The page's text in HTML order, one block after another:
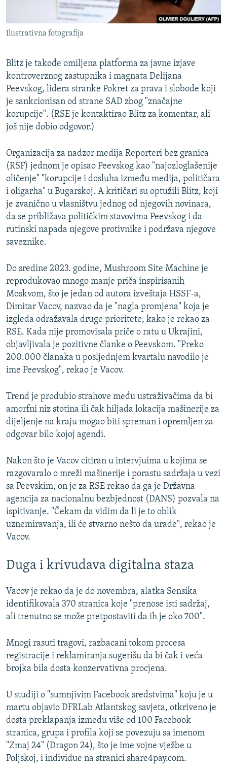
Ilustrativna fotografija
Blitz je takođe omiljena platforma za javne izjave
kontroverznog zastupnika i magnata Delijana
Peevskog, lidera stranke Pokret za prava i slobode koji
je sankcionisan od strane SAD zbog "značajne
korupcije". (RSE je kontaktirao Blitz za komentar, ali
još nije dobio odgovor.)
Organizacija za nadzor medija Reporteri bez granica
(RSF) jednom je opisao Peevskog kao "najozloglašenije
oličenje" "korupcije i dosluha između medija, političara
i oligarha" u Bugarskoj. A kritičari su optužili Blitz, koji
je zvanično u vlasništvu jednog od njegovih novinara,
da se približava političkim stavovima Peevskog i da
rutinski napada njegove protivnike i podržava njegove
saveznike.
Do sredine 2023. godine, Mushroom Site Machine je
reprodukovao mnogo manje priča inspirisanih
Moskvom, što je jedan od autora izveštaja HSSF-a,
Dimitar Vacov, nazvao da je "nagla promjena" koja je
izgleda odražavala druge prioritete, kako je rekao za
RSE. Kada nije promovisala priče o ratu u Ukrajini,
objavljivala je pozitivne članke o Peevskom. "Preko
200.000 članaka u posljednjem kvartalu navodilo je
ime Peevskog", rekao je Vacov.
Trend je produbio strahove među ustraživačima da bi
amorfni niz stotina ili čak hiljada lokacija mašinerije za
dijeljenje na kraju mogao biti spreman i opremljen za
odgovar bilo kojoj agendi.
Nakon što je Vacov citiran u intervjuima u kojima se
razgovaralo o mreži mašinerije i porastu sadržaja u vezi
sa Peevskim, on je za RSE rekao da ga je Državna
agencija za nacionalnu bezbjednost (DANS) pozvala na
ispitivanje. "Čekam da vidim da li je to oblik
uznemiravanja, ili će stvarno nešto da urade", rekao je
Vacov.
Duga i krivudava digitalna staza
Vacov je rekao da je do novembra, alatka Sensika
identifikovala 370 stranica koje "prenose isti sadržaj,
ali trenutno se može pretpostaviti da ih je oko 700".
Mnogi rasuti tragovi, razbacani tokom procesa
registracije i reklamiranja sugerišu da bi čak i veća
brojka bila dosta konzervativna procjena.
U studiji o "sumnjivim Facebook sredstvima" koju je u
martu objavio DFRLab Atlantskog savjeta, otkriveno je
dosta preklapanja između više od 100 Facebook
stranica, grupa i profila koji se povezuju sa imenom
"Zmaj 24" (Dragon 24), što je ime vojne vježbe u
Poljskoj, i individue na stranici share4pay.com.